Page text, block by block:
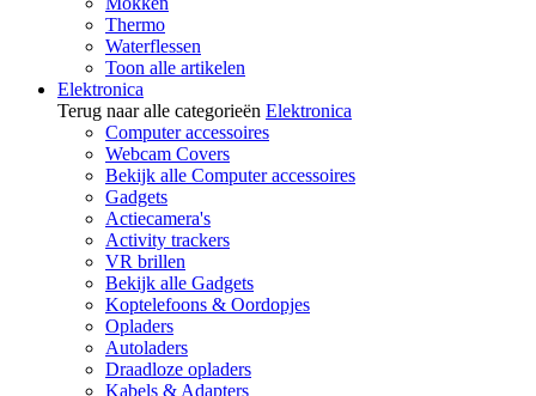
Thermo
Waterflessen
Toon alle artikelen
Elektronica
Terug naar alle categorieën Elektronica
Computer accessoires
Webcam Covers
Bekijk alle Computer accessoires
Gadgets
Actiecamera's
Activity trackers
VR brillen
Bekijk alle Gadgets
Koptelefoons & Oordopjes
Opladers
Autoladers
Draadloze opladers
Kabels & Adapters